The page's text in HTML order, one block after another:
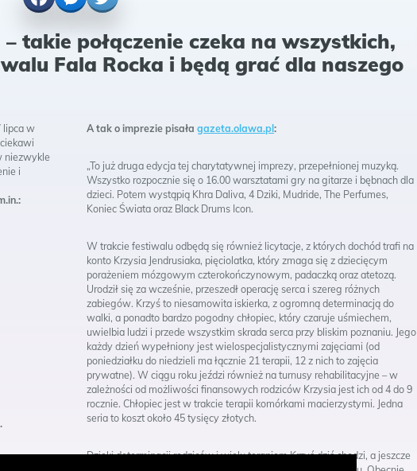
FacebookMessenger
Twitter
takie połączenie czeka na wszystkich,
Fala Rocka i będą grać dla naszego
lipca w
niezwykle
i
A tak o imprezie pisała gazeta.olawa.pl :
„To już druga edycja tej charytatywnej imprezy, przepełnionej muzyką.
Wszystko rozpocznie się o 16.00 warsztatami gry na gitarze i bębnach dla
dzieci. Potem wystąpią Khra Daliva, 4 Dziki, Mudride, The Perfumes,
Koniec Świata oraz Black Drums Icon.
W trakcie festiwalu odbędą się również licytacje, z których dochód trafi na
konto Krzysia Jendrusiaka, pięciolatka, który zmaga się z dziecięcym
porażeniem mózgowym czterokończynowym, padaczką oraz atetozą.
Urodził się za wcześnie, przeszedł operację serca i szereg różnych
zabiegów. Krzyś to niesamowita iskierka, z ogromną determinacją do
walki, a ponadto bardzo pogodny chłopiec, który czaruje uśmiechem,
uwielbia ludzi i przede wszystkim skrada serca przy bliskim poznaniu. Jego
każdy dzień wypełniony jest wielospecjalistycznymi zajęciami (od
poniedziałku do niedzieli ma łącznie 21 terapii, 12 z nich to zajęcia
prywatne). W ciągu roku jeździ również na turnusy rehabilitacyjne – w
zależności od możliwości finansowych rodziców Krzysia jest ich od 4 do 9
rocznie. Chłopiec jest w trakcie terapii komórkami macierzystymi. Jedna
seria to koszt około 45 tysięcy złotych.
Dzięki determinacji rodziców i wielu terapiom Krzyś dziś chodzi, a jeszcze